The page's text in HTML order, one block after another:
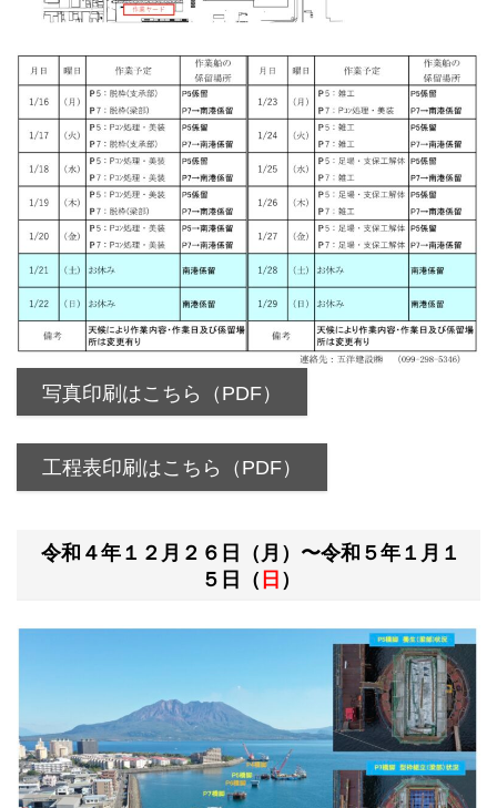
写真印刷はこちら（PDF）
工程表印刷はこちら（PDF）
令和４年１２月２６日（月）〜令和５年１月１
５日（ 日 ）